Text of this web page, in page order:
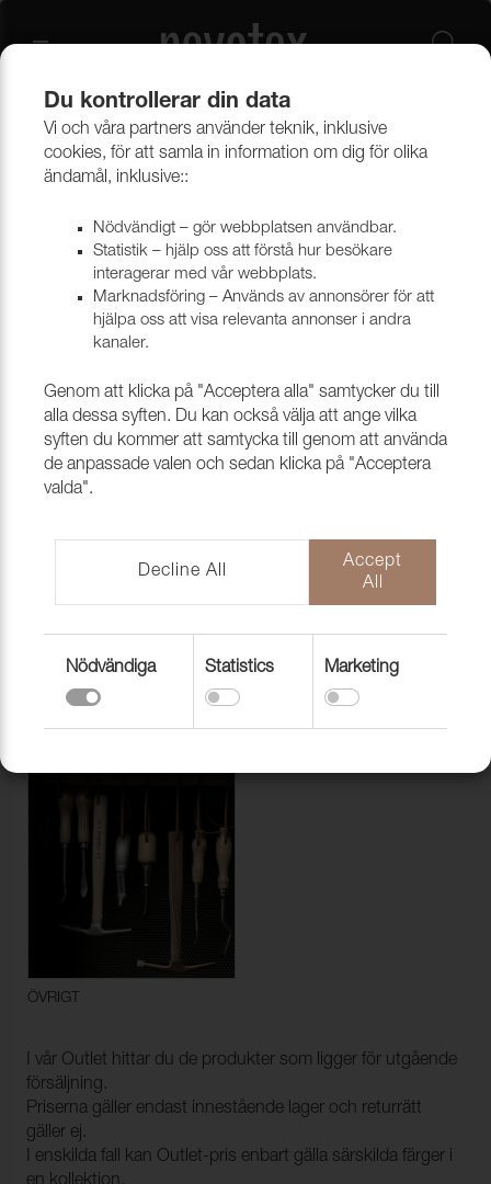
Outlet
Outlet
MÖBELTYGER
ÖVRIGT
I vår Outlet hittar du de produkter som ligger för utgående
försäljning.
Priserna gäller endast innestående lager och returrätt
gäller ej.
I enskilda fall kan Outlet-pris enbart gälla särskilda färger i
Du kontrollerar din data
Vi och våra partners använder teknik, inklusive
cookies, för att samla in information om dig för olika
ändamål, inklusive::
Nödvändigt – gör webbplatsen användbar.
Statistik – hjälp oss att förstå hur besökare
interagerar med vår webbplats.
Marknadsföring – Används av annonsörer för att
hjälpa oss att visa relevanta annonser i andra
kanaler.
Genom att klicka på "Acceptera alla" samtycker du till
alla dessa syften. Du kan också välja att ange vilka
syften du kommer att samtycka till genom att använda
de anpassade valen och sedan klicka på "Acceptera
valda".
Decline All
Accept
All
Nödvändiga Statistics Marketing